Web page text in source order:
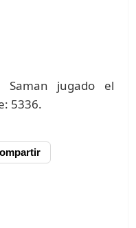
Saman jugado el
5336.